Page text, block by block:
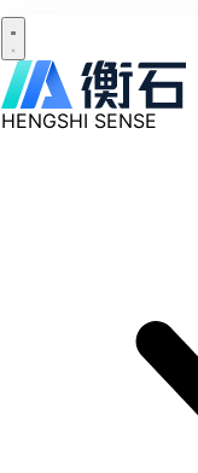
HENGSHI SENSE